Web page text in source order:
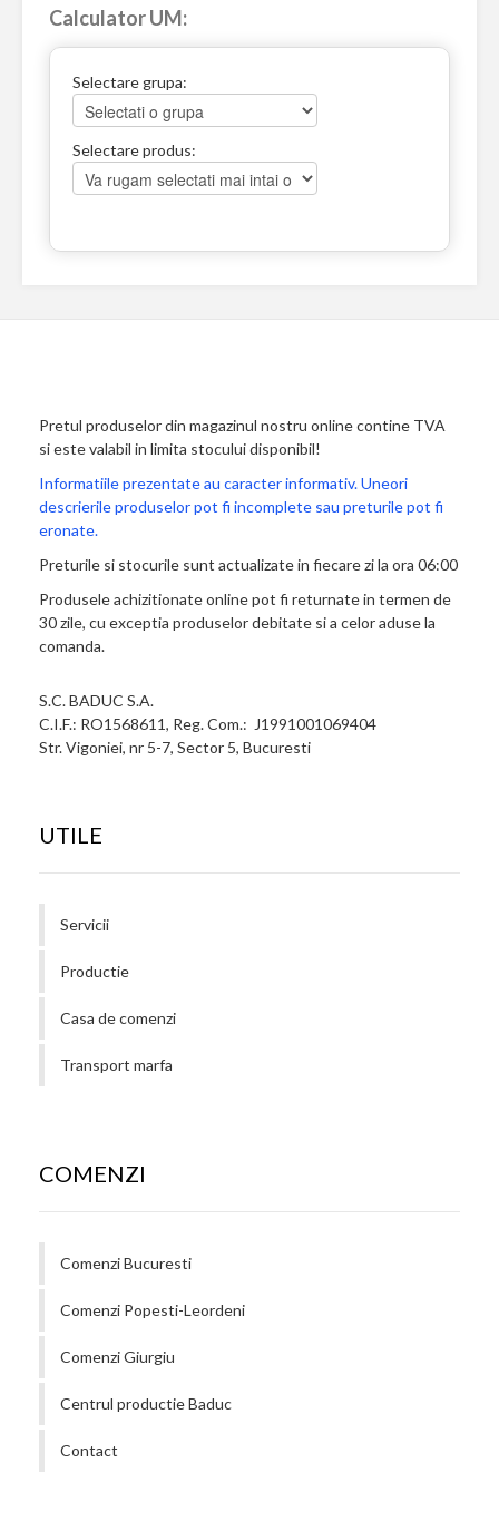
Calculator UM:
Selectare grupa:
Selectare produs:
Pretul produselor din magazinul nostru online contine TVA
si este valabil in limita stocului disponibil!
Informatiile prezentate au caracter informativ. Uneori
descrierile produselor pot fi incomplete sau preturile pot fi
eronate.
Preturile si stocurile sunt actualizate in fiecare zi la ora 06:00
Produsele achizitionate online pot fi returnate in termen de
30 zile, cu exceptia produselor debitate si a celor aduse la
comanda.
S.C. BADUC S.A.
C.I.F.: RO1568611, Reg. Com.: J1991001069404
Str. Vigoniei, nr 5-7, Sector 5, Bucuresti
UTILE
Servicii
Productie
Casa de comenzi
Transport marfa
COMENZI
Comenzi Bucuresti
Comenzi Popesti-Leordeni
Comenzi Giurgiu
Centrul productie Baduc
Contact